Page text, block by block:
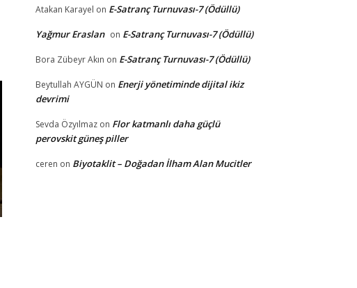
Atakan Karayel on E-Satranç Turnuvası-7 (Ödüllü)
Yağmur Eraslan on E-Satranç Turnuvası-7 (Ödüllü)
Bora Zübeyr Akın on E-Satranç Turnuvası-7 (Ödüllü)
Beytullah AYGÜN on Enerji yönetiminde dijital ikiz
devrimi
Sevda Özyılmaz on Flor katmanlı daha güçlü
perovskit güneş piller
ceren on Biyotaklit – Doğadan İlham Alan Mucitler